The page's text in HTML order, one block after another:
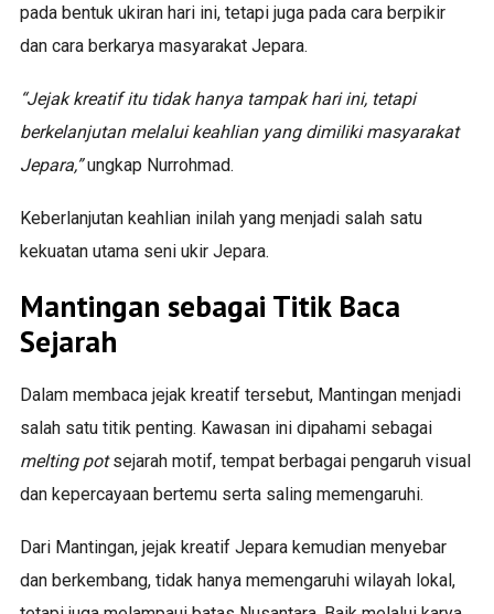
pada bentuk ukiran hari ini, tetapi juga pada cara berpikir
dan cara berkarya masyarakat Jepara.
“Jejak kreatif itu tidak hanya tampak hari ini, tetapi
berkelanjutan melalui keahlian yang dimiliki masyarakat
Jepara,”ungkap Nurrohmad.
Keberlanjutan keahlian inilah yang menjadi salah satu
kekuatan utama seni ukir Jepara.
Mantingan sebagai Titik Baca
Sejarah
Dalam membaca jejak kreatif tersebut, Mantingan menjadi
salah satu titik penting. Kawasan ini dipahami sebagai
melting potsejarah motif, tempat berbagai pengaruh visual
dan kepercayaan bertemu serta saling memengaruhi.
Dari Mantingan, jejak kreatif Jepara kemudian menyebar
dan berkembang, tidak hanya memengaruhi wilayah lokal,